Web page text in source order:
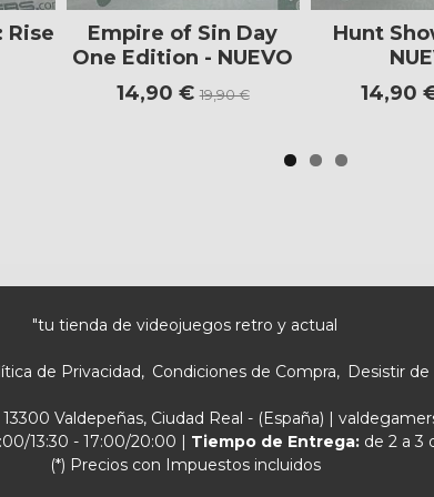
Rise
Empire of Sin Day
One Edition - NUEVO
14,90 €19,90 €
Hunt
14,90
"tu tienda de videojuegos retro y actual
de Privacidad Condiciones de Compra Desistir
Valdepeñas, Ciudad Real - (España) |
13:30 - 17:00/20:00 | Tiempo de Entrega: de 2 a 3
(*) Precios con Impuestos incluidos